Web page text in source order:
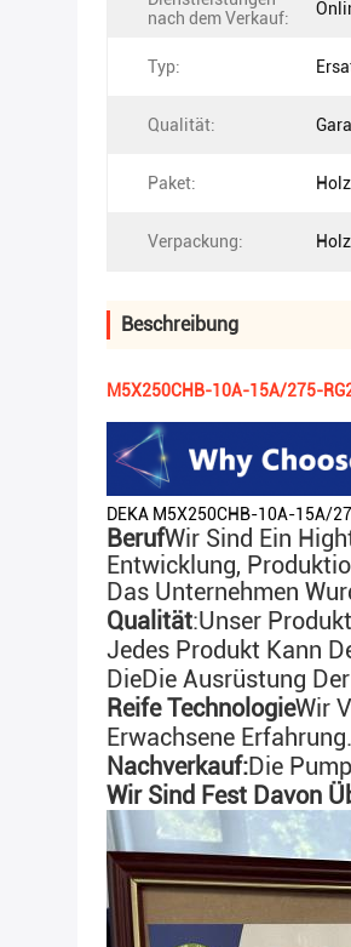
nach dem Verkauf:
Typ:
Qualität:
Paket:
Verpackung:
Beschreibung
M5X250CHB-10A-15A/275-
DEKA M5X250CHB-10A-15A/
BerufWir Sind Ein
Entwicklung,
Das Unternehmen
Qualität:Unser
Jedes Produkt Kann
DieDie Ausrüstung
Reife TechnologieWir
Erwachsene Erfahrung.
Nachverkauf:Die
Wir Sind Fest Davon